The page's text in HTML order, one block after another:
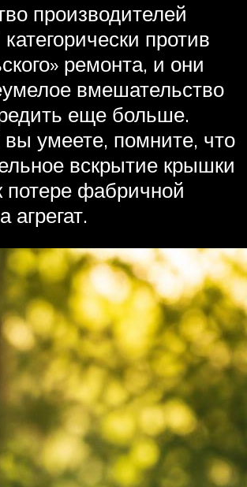
производителей
против
ремонта, и они
вмешательство
еще больше.
умеете, помните, что
вскрытие крышки
потере фабричной
агрегат.